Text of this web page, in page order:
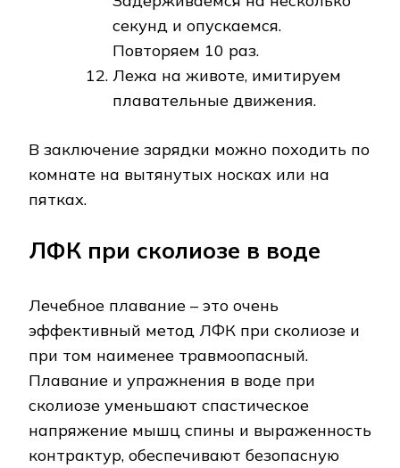
секунд и опускаемся.
Повторяем 10 раз.
Лежа на животе, имитируем
плавательные движения.
В заключение зарядки можно походить по
комнате на вытянутых носках или на
пятках.
ЛФК при сколиозе в воде
Лечебное плавание – это очень
эффективный метод ЛФК при сколиозе и
при том наименее травмоопасный.
Плавание и упражнения в воде при
сколиозе уменьшают спастическое
напряжение мышц спины и выраженность
контрактур, обеспечивают безопасную